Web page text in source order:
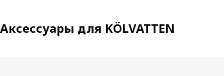
Аксессуары для KÖLVATTEN